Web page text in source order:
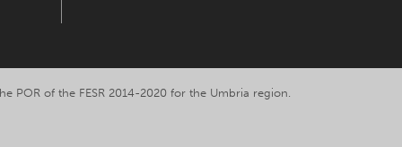
POR of the FESR 2014-2020 for the Umbria region.